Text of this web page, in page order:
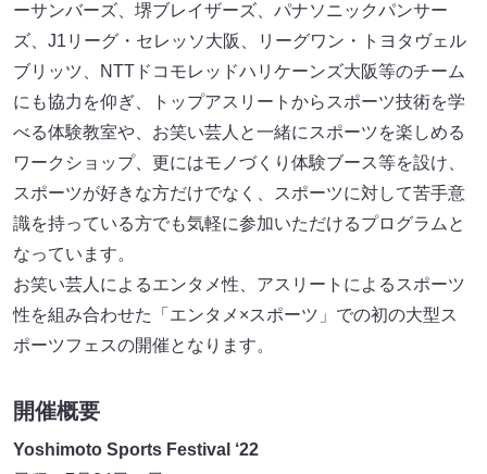
ーサンバーズ、堺ブレイザーズ、パナソニックパンサー
ズ、J1リーグ・セレッソ大阪、リーグワン・トヨタヴェル
ブリッツ、NTTドコモレッドハリケーンズ大阪等のチーム
にも協力を仰ぎ、トップアスリートからスポーツ技術を学
べる体験教室や、お笑い芸人と一緒にスポーツを楽しめる
ワークショップ、更にはモノづくり体験ブース等を設け、
スポーツが好きな方だけでなく、スポーツに対して苦手意
識を持っている方でも気軽に参加いただけるプログラムと
なっています。
お笑い芸人によるエンタメ性、アスリートによるスポーツ
性を組み合わせた「エンタメ×スポーツ」での初の大型ス
ポーツフェスの開催となります。
開催概要
Yoshimoto Sports Festival ‘22